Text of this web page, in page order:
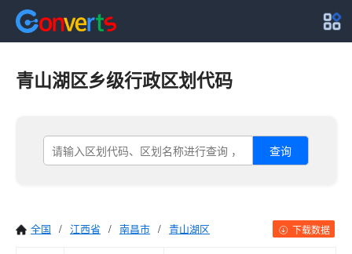
青山湖区乡级行政区划代码
查询
全国 / 江西省 / 南昌市 / 青山湖区 下载数据